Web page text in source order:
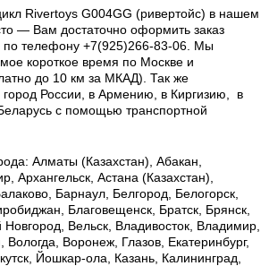
Rivertoys G004GG (ривертойс) в нашем
— Вам достаточно оформить заказ
по телефону +7(925)266-83-06. Мы
короткое время по Москве и
до 10 км за МКАД). Так же
России, в Армению, в Киргизию, в
с помощью транспортной
Алматы (Казахстан), Абакан,
Архангельск, Астана (Казахстан),
Барнаул, Белгород, Белогорск,
Благовещенск, Братск, Брянск,
Новгород, Вельск, Владивосток, Владимир,
Вологда, Воронеж, Глазов, Екатеринбург,
Йошкар-ола, Казань, Калининград,